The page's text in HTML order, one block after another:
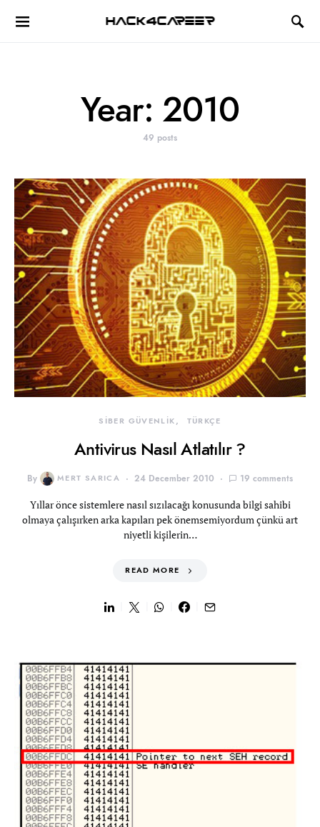
Hack4Career
Year: 2010
49 posts
SİBER GÜVENLİK TÜRKÇE
Antivirus Nasıl Atlatılır ?
By MERT SARICA 24 December 2010 19 comments
Yıllar önce sistemlere nasıl sızılacağı konusunda bilgi sahibi
olmaya çalışırken arka kapıları pek önemsemiyordum çünkü art
niyetli kişilerin…
READ MORE